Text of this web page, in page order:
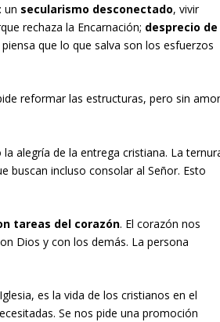
un secularismo desconectado, vivir
rechaza la Encarnación; desprecio de
que lo que salva son los esfuerzos
reformar las estructuras, pero sin
alegría de la entrega cristiana. La
buscan incluso consolar al Señor. Esto
tareas del corazón. El corazón nos
Dios y con los demás. La persona
es la vida de los cristianos en el
Se nos pide una promoción